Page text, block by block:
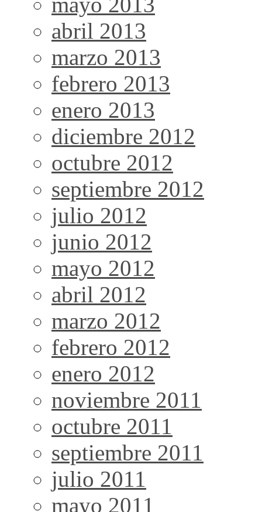
abril 2013
marzo 2013
febrero 2013
enero 2013
diciembre 2012
octubre 2012
septiembre 2012
julio 2012
junio 2012
mayo 2012
abril 2012
marzo 2012
febrero 2012
enero 2012
noviembre 2011
octubre 2011
septiembre 2011
julio 2011
mayo 2011